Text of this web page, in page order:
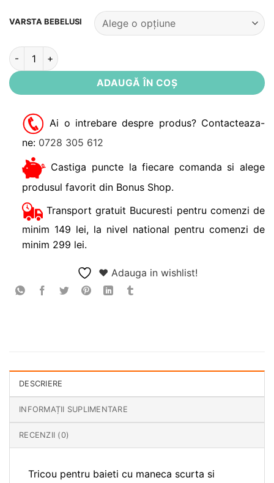
VARSTA BEBELUSI
Cantitate Tricou albastru cu animalute Saratoga Noppies
ADAUGĂ ÎN COȘ
Ai o intrebare despre produs? Contacteaza-
ne: 0728 305 612
Castiga puncte la fiecare comanda si alege
produsul favorit din Bonus Shop.
Transport gratuit Bucuresti pentru comenzi de
minim 149 lei, la nivel national pentru comenzi de
minim 299 lei.
❤ Adauga in wishlist!
DESCRIERE
INFORMAȚII SUPLIMENTARE
RECENZII (0)
Tricou pentru baieti cu maneca scurta si